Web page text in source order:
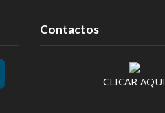
Contactos
CLICAR AQUI